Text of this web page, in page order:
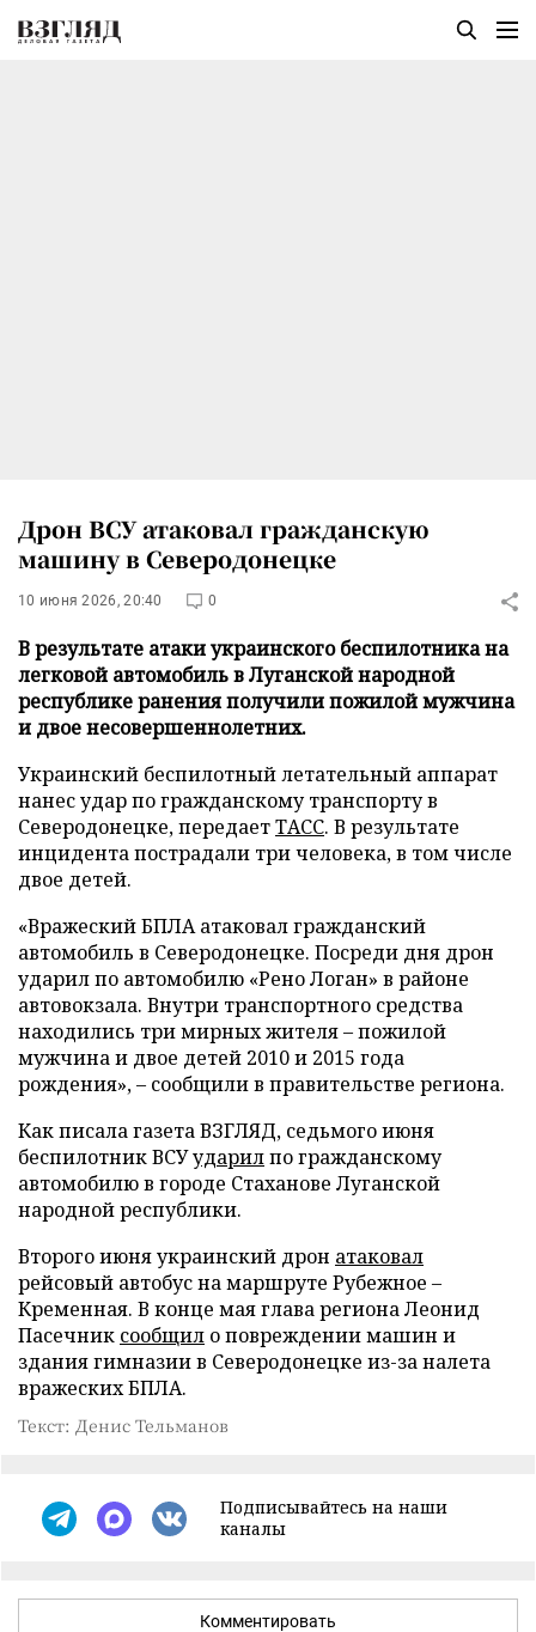
Дрон ВСУ атаковал гражданскую
машину в Северодонецке
10 июня 2026, 20:40 0
В результате атаки украинского беспилотника на
легковой автомобиль в Луганской народной
республике ранения получили пожилой мужчина
и двое несовершеннолетних.
Украинский беспилотный летательный аппарат
нанес удар по гражданскому транспорту в
Северодонецке, передаетТАСС. В результате
инцидента пострадали три человека, в том числе
двое детей.
«Вражеский БПЛА атаковал гражданский
автомобиль в Северодонецке. Посреди дня дрон
ударил по автомобилю «Рено Логан» в районе
автовокзала. Внутри транспортного средства
находились три мирных жителя – пожилой
мужчина и двое детей 2010 и 2015 года
рождения», – сообщили в правительстве региона.
Как писала газета ВЗГЛЯД, седьмого июня
беспилотник ВСУударилпо гражданскому
автомобилю в городе Стаханове Луганской
народной республики.
Второго июня украинский дрон атаковал
рейсовый автобус на маршруте Рубежное –
Кременная. В конце мая глава региона Леонид
Пасечник сообщил о повреждении машин и
здания гимназии в Северодонецке из-за налета
вражеских БПЛА.
Текст: Денис Тельманов
Подписывайтесь на наши
каналы
Комментировать